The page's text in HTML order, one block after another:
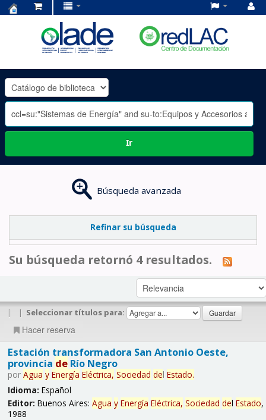
OLADE
-
Ir
Búsqueda avanzada
Refinar su búsqueda
Su búsqueda retornó 4 resultados.
| | Seleccionar títulos para:
Hacer reserva
Estación transformadora San Antonio Oeste,
provincia deRío Negro
por Agua y Energía Eléctrica, Sociedad del Estado.
Idioma: Español
Editor: Buenos Aires: Agua y Energía Eléctrica, Sociedad del Estado,
1988